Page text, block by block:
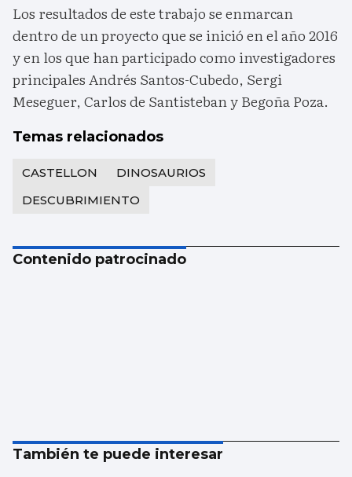
Los resultados de este trabajo se enmarcan
dentro de un proyecto que se inició en el año 2016
y en los que han participado como investigadores
principales Andrés Santos-Cubedo, Sergi
Meseguer, Carlos de Santisteban y Begoña Poza.
Temas relacionados
CASTELLON
DINOSAURIOS
DESCUBRIMIENTO
Contenido patrocinado
También te puede interesar